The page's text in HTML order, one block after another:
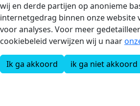
wij en derde partijen op anonieme
internetgedrag binnen onze website
voor analyses. Voor meer
cookiebeleid verwijzen wij u naar
Ik ga akkoord ik ga niet akkoord